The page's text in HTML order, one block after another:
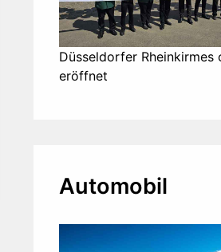
Düsseldorfer Rheinkirmes
eröffnet
Automobil